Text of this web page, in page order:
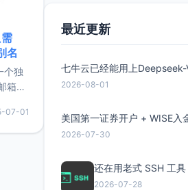
名
个独
箱等
较有
惠的
07-01
最近更新
2026-08-01
2026-07-30
2026-07-28